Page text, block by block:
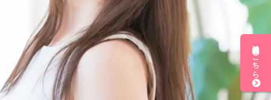
無料会員登録はこちら